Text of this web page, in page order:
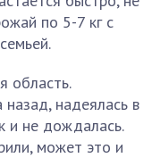
по 5-7 кг с
область.
надеялась в
и не дождалась.
может это и